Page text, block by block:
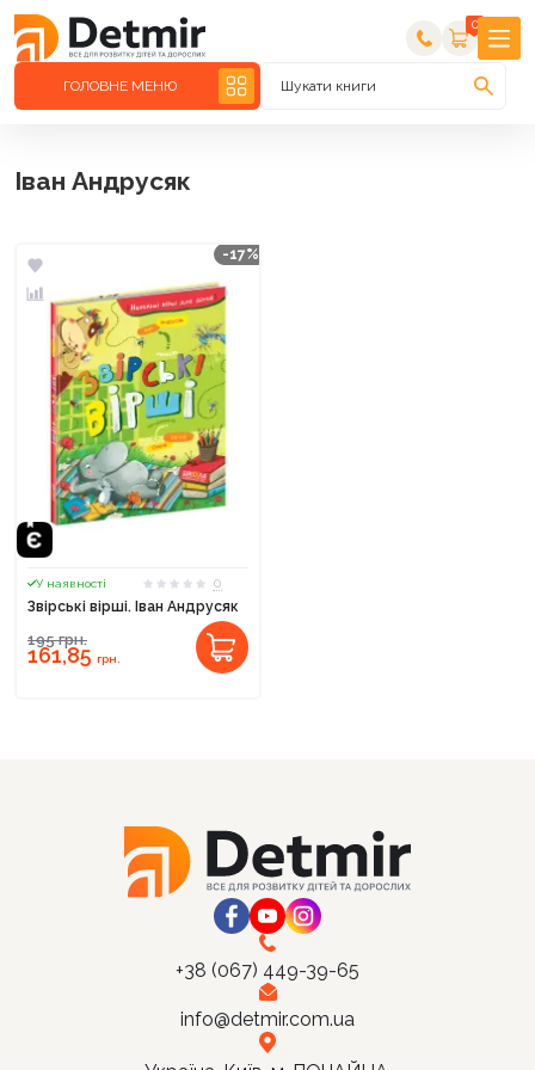
0
ГОЛОВНЕ МЕНЮ Шукати книги
Іван Андрусяк
-17%
У наявності
0
Звірські вірші. Іван Андрусяк
195грн.
161,85 грн.
+38 (067) 449-39-65
info@detmir.com.ua
Продовжити покупки